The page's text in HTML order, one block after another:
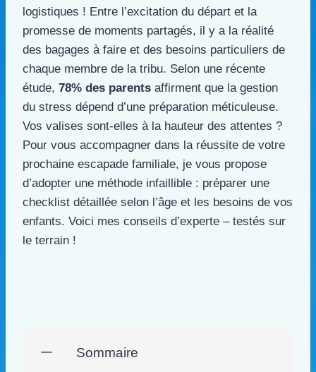
logistiques ! Entre l’excitation du départ et la
promesse de moments partagés, il y a la réalité
des bagages à faire et des besoins particuliers de
chaque membre de la tribu. Selon une récente
étude, 78% des parents affirment que la gestion
du stress dépend d’une préparation méticuleuse.
Vos valises sont-elles à la hauteur des attentes ?
Pour vous accompagner dans la réussite de votre
prochaine escapade familiale, je vous propose
d’adopter une méthode infaillible : préparer une
checklist détaillée selon l’âge et les besoins de vos
enfants. Voici mes conseils d’experte – testés sur
le terrain !
Sommaire